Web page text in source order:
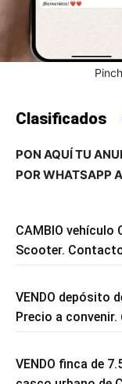
Clasificados
PON AQUÍ TU
POR WHATSAPP
CAMBIO vehículo
Scooter.
VENDO depósito
Precio a convenir.
VENDO finca de